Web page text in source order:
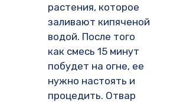
растения, которое
заливают кипяченой
водой. После того
как смесь 15 минут
побудет на огне, ее
нужно настоять и
процедить. Отвар